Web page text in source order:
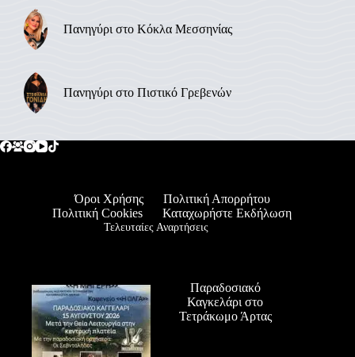
Πανηγύρι στο Κόκλα Μεσσηνίας
Πανηγύρι στο Πιστικό Γρεβενών
Όροι Χρήσης
Πολιτική Απορρήτου
Πολιτική Cookies
Καταχωρήστε Εκδήλωση
Τελευταίες Αναρτήσεις
Παραδοσιακό
Καγκελάρι στο
Τετράκωμο Άρτας